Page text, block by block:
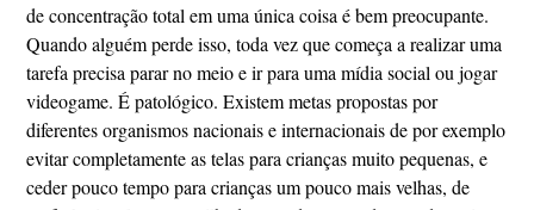
de concentração total em uma única coisa é bem preocupante.
Quando alguém perde isso, toda vez que começa a realizar uma
tarefa precisa parar no meio e ir para uma mídia social ou jogar
videogame. É patológico. Existem metas propostas por
diferentes organismos nacionais e internacionais de por exemplo
evitar completamente as telas para crianças muito pequenas, e
ceder pouco tempo para crianças um pouco mais velhas, de